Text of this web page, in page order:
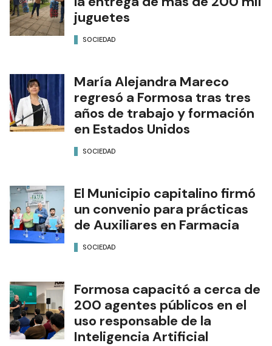
juguetes
SOCIEDAD
María Alejandra Mareco
regresó a Formosa tras tres
años de trabajo y formación
en Estados Unidos
SOCIEDAD
El Municipio capitalino firmó
un convenio para prácticas
de Auxiliares en Farmacia
SOCIEDAD
Formosa capacitó a cerca de
200 agentes públicos en el
uso responsable de la
Inteligencia Artificial